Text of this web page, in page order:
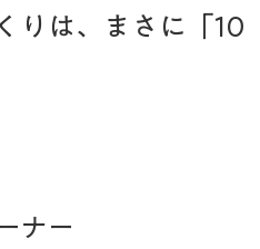
りは、まさに「10
ナー